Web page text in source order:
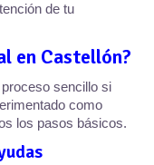
de tu
en Castellón?
sencillo si
como
los pasos básicos.